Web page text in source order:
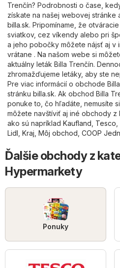
Trenčín? Podrobnosti o čase,
získate na našej webovej stránke
billa.sk. Pripomíname, že
sviatkov, cez víkendy alebo pri
a jeho pobočky môžete nájsť aj v
vrátane . Na našom webe si
aktuálny leták Billa Trenčín.
zhromažďujeme letáky, aby ste
Pre viac informácií o obchode
stránku billa.sk. Ak obchod Billa
ponuke to, čo hľadáte, nemusíte
môžete navštíviť aj iné obchody z
ako sú napríklad Kaufland Tesco
Lidl Kraj Môj obchod COOP
Ďalšie obchody z
Hypermarkety
Ponuky